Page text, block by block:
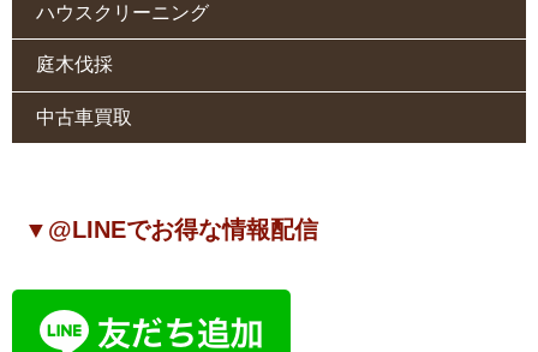
ハウスクリーニング
庭木伐採
中古車買取
▼@LINEでお得な情報配信